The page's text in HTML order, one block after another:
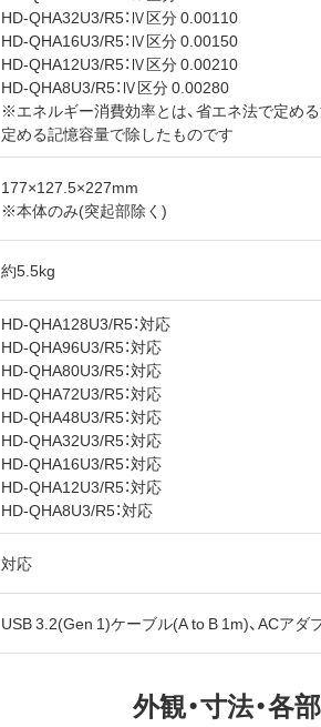
HD-QHA32U3/R5：Ⅳ区分 0.00110
HD-QHA16U3/R5：Ⅳ区分 0.00150
HD-QHA12U3/R5：Ⅳ区分 0.00210
HD-QHA8U3/R5：Ⅳ区分 0.00280
※エネルギー消費効率とは、省エネ法で定め
定める記憶容量で除したものです
177×127.5×227mm
※本体のみ(突起部除く)
約5.5kg
HD-QHA128U3/R5：対応
HD-QHA96U3/R5：対応
HD-QHA80U3/R5：対応
HD-QHA72U3/R5：対応
HD-QHA48U3/R5：対応
HD-QHA32U3/R5：対応
HD-QHA16U3/R5：対応
HD-QHA12U3/R5：対応
HD-QHA8U3/R5：対応
対応
USB 3.2(Gen 1)ケーブル(A to B 1m)、ACアダ
外観・寸法・各